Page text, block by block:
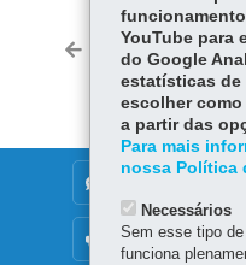
Voltar Início
OUVIDORIA
YouTube para
do Google
estatísticas de
escolher
a partir das
Para mais
nossa Política
Necessários
Sem esse tipo
funciona